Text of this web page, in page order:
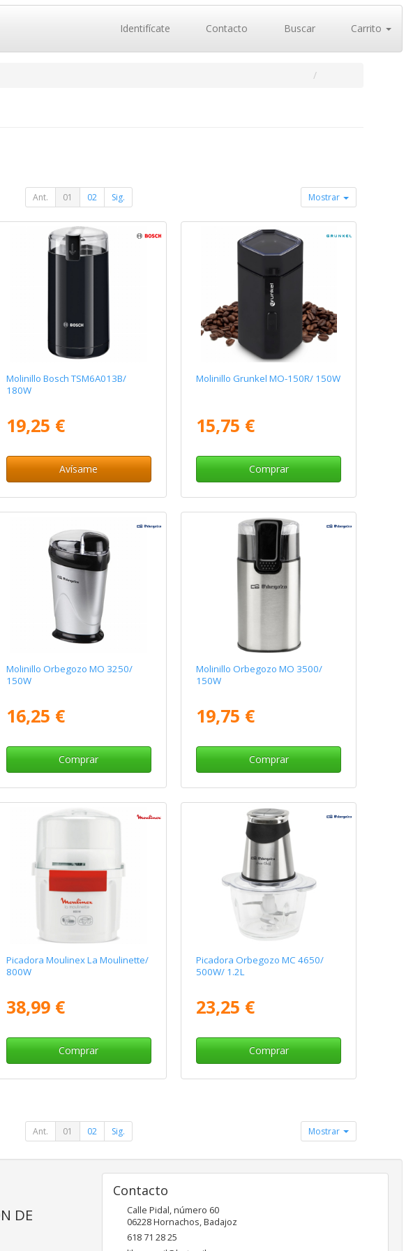
Identifícate Contacto Buscar Carrito
Ant. 01 02 Sig. Mostrar
Molinillo Bosch TSM6A013B/
180W
19,25 €
Avísame
Molinillo Grunkel MO-150R/ 150W
15,75 €
Comprar
Molinillo Orbegozo MO 3250/
150W
16,25 €
Comprar
Molinillo Orbegozo MO 3500/
150W
19,75 €
Comprar
Picadora Moulinex La Moulinette/
800W
38,99 €
Comprar
Picadora Orbegozo MC 4650/
500W/ 1.2L
23,25 €
Comprar
Ant. 01 02 Sig. Mostrar
DE
Contacto
Calle Pidal, número 60
06228Hornachos,Badajoz
618 71 28 25